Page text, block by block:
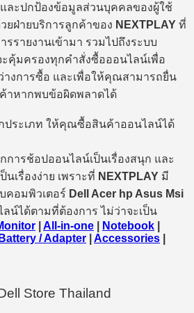
และปกป้องข้อมูลส่วนบุคคลของผู้ใช้
ยฝ่ายบริการลูกค้าของ NEXTPLAY ที่
รายงานเข้ามา รวมไปถึงระบบ
คุ้มครองทุกคำสั่งซื้อออนไลน์เพื่อ
งการซื้อ และเพื่อให้คุณสามารถยื่น
าหากพบข้อผิดพลาดได้
ระเภท ให้คุณซื้อสินค้าออนไลน์ได้
ารช้อปออนไลน์เป็นเรื่องสนุก และ
เรื่องง่าย เพราะที่ NEXTPLAY มี
คอมพิวเตอร์ Dell Acer hp Asus Msi
น์ได้ตามที่ต้องการ ไม่ว่าจะเป็น
All-in-one Notebook
Battery / Adapter Accessories
Store Thailand